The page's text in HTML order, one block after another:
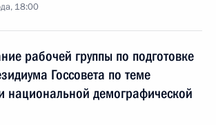
18:00
рабочей группы по подготовке
Госсовета по теме
национальной демографической